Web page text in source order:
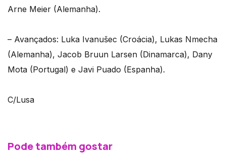
Arne Meier (Alemanha).
– Avançados: Luka Ivanušec (Croácia), Lukas Nmecha
(Alemanha), Jacob Bruun Larsen (Dinamarca), Dany
Mota (Portugal) e Javi Puado (Espanha).
C/Lusa
Pode também gostar